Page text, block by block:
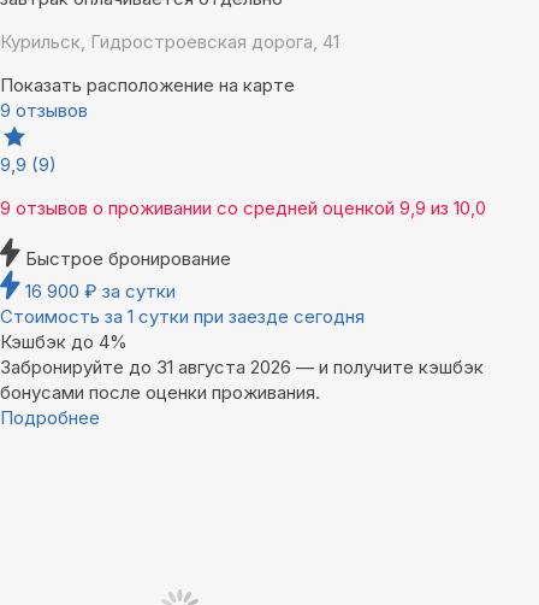
Курильск, Гидростроевская дорога, 41
Показать расположение на карте
9 отзывов
9,9 (9)
9 отзывов о проживании со средней оценкой 9,9 из 10,0
Быстрое бронирование
16 900 ₽ за сутки
Стоимость за 1 сутки при заезде сегодня
Кэшбэк до 4%
Забронируйте до 31 августа 2026 — и получите кэшбэк
бонусами после оценки проживания.
Подробнее